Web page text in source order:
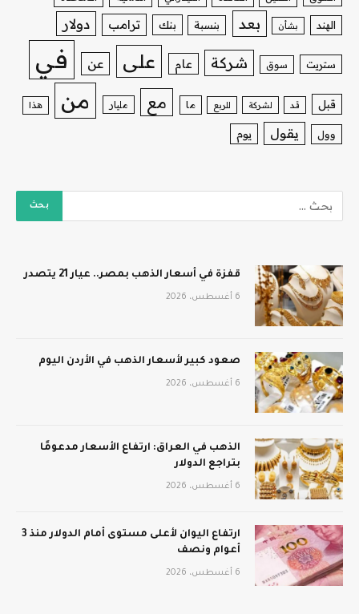
الهند بشأن بعد بنسبة بنك ترامب دولار
ستريت سوق شركة عام على عن في
قبل قد لشركة للربع ما مع مليار من هذا
وول يقول يوم
قفزة في أسعار الذهب بمصر.. عيار 21 يتصدر
6 أغسطس، 2026
صعود كبير لأسعار الذهب في الأردن اليوم
6 أغسطس، 2026
الذهب في العراق: ارتفاع الأسعار مدعومًا
بتراجع الدولار
6 أغسطس، 2026
ارتفاع اليوان لأعلى مستوى أمام الدولار منذ 3
أعوام ونصف
6 أغسطس، 2026